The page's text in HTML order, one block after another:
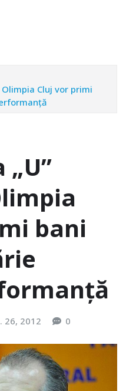
Olimpia Cluj vor primi
„U”
bani
26, 2012 0